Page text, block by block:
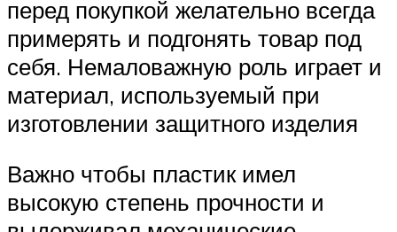
перед покупкой желательно всегда
примерять и подгонять товар под
себя. Немаловажную роль играет и
материал, используемый при
изготовлении защитного изделия
Важно чтобы пластик имел
высокую степень прочности и